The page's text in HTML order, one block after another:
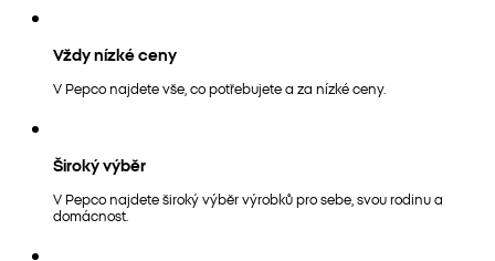
Vždy nízké ceny
V Pepco najdete vše, co potřebujete a za nízké ceny.
Široký výběr
V Pepco najdete široký výběr výrobků pro sebe, svou rodinu a
domácnost.